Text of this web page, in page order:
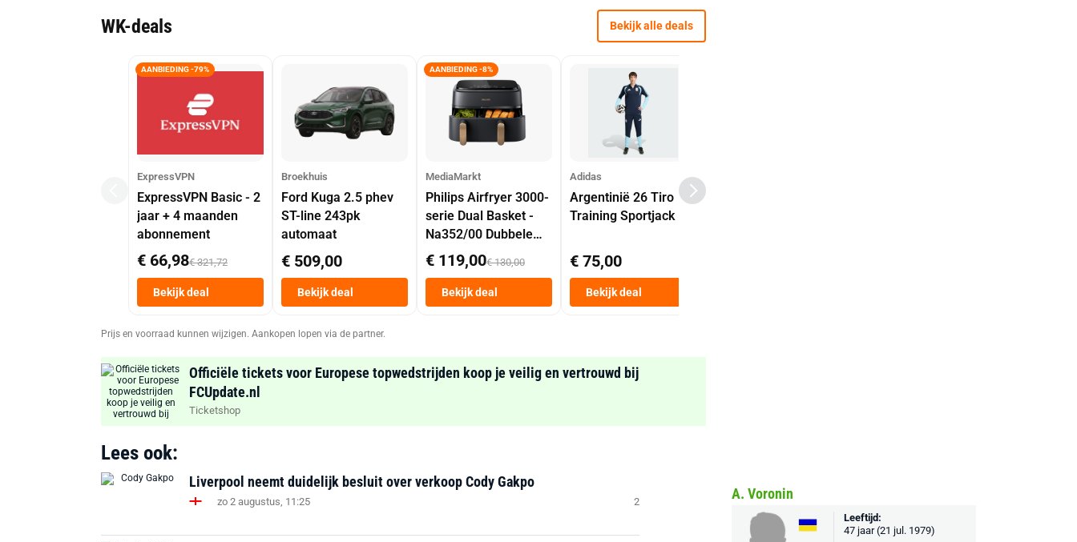
WK-deals Bekijk alle deals
AANBIEDING -79%
ExpressVPN
ExpressVPN Basic - 2
jaar + 4 maanden
abonnement
€ 66,98€ 321,72
Bekijk deal
Broekhuis
Ford Kuga 2.5 phev
ST-line 243pk
automaat
€ 509,00
Bekijk deal
AANBIEDING -8%
MediaMarkt
Philips Airfryer 3000-
serie Dual Basket -
Na352/00 Dubbele
Mand 9 L Tot 6
Personen
Heteluchtfriteuse
Zwart
€ 119,00€ 130,00
Bekijk deal
Adidas
Argentinië 26 Tiro
Training Sportjack
€ 75,00
Bekijk deal
Prijs en voorraad kunnen wijzigen. Aankopen lopen via de partner.
Officiële tickets voor Europese topwedstrijden koop je veilig en vertrouwd bij
FCUpdate.nl
Ticketshop
Lees ook:
Liverpool neemt duidelijk besluit over verkoop Cody Gakpo
zo 2 augustus, 11:25 2 A. Voronin
Leeftijd:
47 jaar (21 jul. 1979)